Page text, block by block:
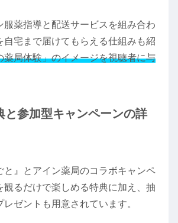
服薬指導と配送サービスを組み合わ
自宅まで届けてもらえる仕組みも紹
薬局体験」のイメージを視聴者に与
と参加型キャンペーンの詳
と』とアイン薬局のコラボキャンペ
観るだけで楽しめる特典に加え、抽
ゼントも用意されています。